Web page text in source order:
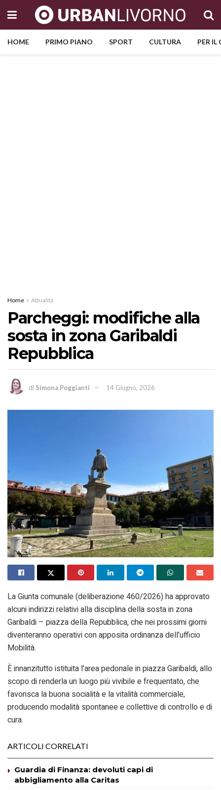
HOME PRIMO PIANO SPORT CULTURA PER
Home Attualità
Parcheggi: modifiche alla
sosta in zona Garibaldi
Repubblica
di Simona Poggianti 14 Giugno, 2026
La Giunta comunale (deliberazione 460/2026) ha approvato
alcuni indirizzi relativi alla disciplina della sosta in zona
Garibaldi – piazza della Repubblica, che nei prossimi giorni
diventeranno operativi con apposita ordinanza dell’ufficio
Mobilità.
È innanzitutto istituita l’area pedonale in piazza Garibaldi, allo
scopo di renderla un luogo più vivibile e frequentato, che
favorisca la buona socialità e la vitalità commerciale,
producendo modalità spontanee e collettive di controllo e di
cura.
ARTICOLI CORRELATI
Guardia di Finanza: devoluti capi di
abbigliamento alla Caritas